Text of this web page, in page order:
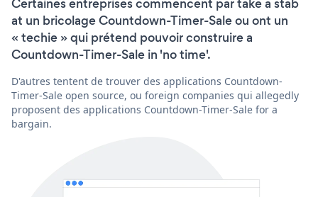
Certaines entreprises commencent par take a stab
at un bricolage Countdown-Timer-Sale ou ont un
« techie » qui prétend pouvoir construire a
Countdown-Timer-Sale in 'no time'.
D'autres tentent de trouver des applications Countdown-
Timer-Sale open source, ou foreign companies qui allegedly
proposent des applications Countdown-Timer-Sale for a
bargain.